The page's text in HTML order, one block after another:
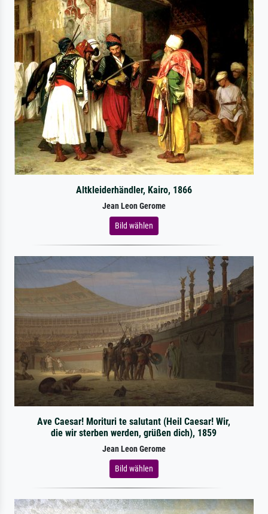
Altkleiderhändler, Kairo, 1866
Jean Leon Gerome
Bild wählen
Ave Caesar! Morituri te salutant (Heil Caesar! Wir,
die wir sterben werden, grüßen dich), 1859
Jean Leon Gerome
Bild wählen